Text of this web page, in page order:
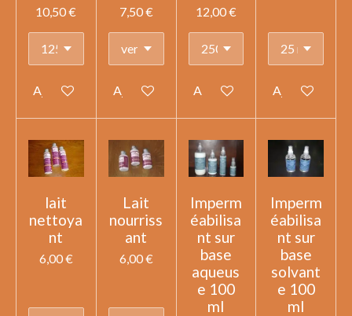
10,50 €
Ajouter au panier
7,50 €
Ajouter au panier
12,00 €
Ajouter au panierAjouter au
lait
nettoya
nt
6,00 €
Lait
nourriss
ant
6,00 €
Imperm
éabilisa
nt sur
base
aqueus
e 100
ml
Imperm
éabilisa
nt sur
base
solvant
e 100
ml